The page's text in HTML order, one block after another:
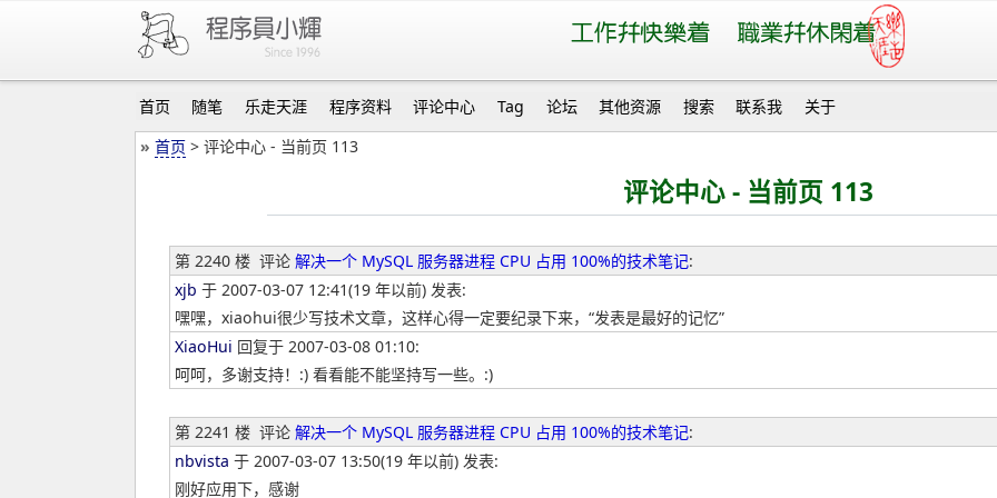
首页 随笔 乐走天涯 程序资料 评论中心 Tag 论坛 其他资源 搜索 联系我
关于
» 首页 > 评论中心 - 当前页 113
评论中心 - 当前页 113
第 2240 楼 评论 解决一个 MySQL 服务器进程 CPU 占用 100%的技术笔记:
xjb 于 2007-03-07 12:41(19 年以前) 发表:
嘿嘿，xiaohui很少写技术文章，这样心得一定要纪录下来，“发表是最好的记忆”
XiaoHui 回复于 2007-03-08 01:10:
呵呵，多谢支持！:) 看看能不能坚持写一些。:)
第 2241 楼 评论 解决一个 MySQL 服务器进程 CPU 占用 100%的技术笔记:
nbvista 于 2007-03-07 13:50(19 年以前) 发表:
刚好应用下，感谢